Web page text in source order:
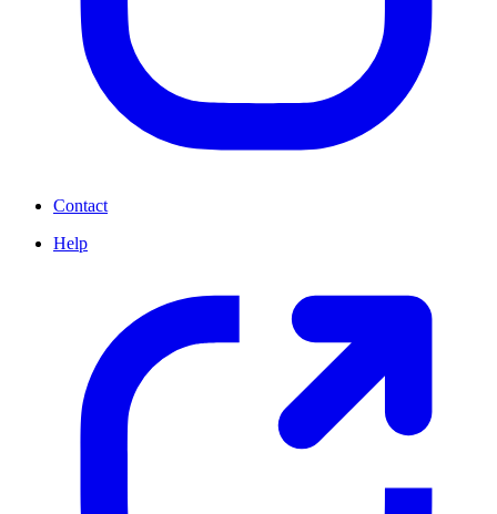
Contact
Help